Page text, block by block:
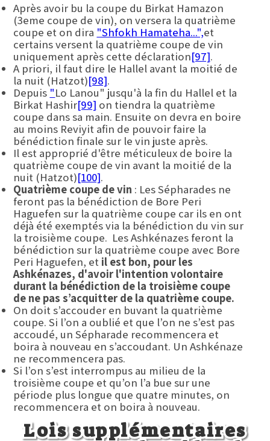
Après avoir bu la coupe du Birkat Hamazon
(3eme coupe de vin), on versera la quatrième
coupe et on dira "Shfokh Hamateha...",et
certains versent la quatrième coupe de vin
uniquement après cette déclaration[97].
A priori, il faut dire le Hallel avant la moitié de
la nuit (Hatzot)[98].
Depuis "Lo Lanou" jusqu'à la fin du Hallel et la
Birkat Hashir[99] on tiendra la quatrième
coupe dans sa main. Ensuite on devra en boire
au moins Reviyit afin de pouvoir faire la
bénédiction finale sur le vin juste après.
Il est approprié d'être méticuleux de boire la
quatrième coupe de vin avant la moitié de la
nuit (Hatzot)[100].
Quatrième coupe de vin : Les Sépharades ne
feront pas la bénédiction de Bore Peri
Haguefen sur la quatrième coupe car ils en ont
déjà été exemptés via la bénédiction du vin sur
la troisième coupe. Les Ashkénazes feront la
bénédiction sur la quatrième coupe avec Bore
Peri Haguefen, et il est bon, pour les
Ashkénazes, d'avoir l'intention volontaire
durant la bénédiction de la troisième coupe
de ne pas s’acquitter de la quatrième coupe.
On doit s’accouder en buvant la quatrième
coupe. Si l’on a oublié et que l’on ne s’est pas
accoudé, un Sépharade recommencera et
boira à nouveau en s’accoudant. Un Ashkénaze
ne recommencera pas.
Si l’on s’est interrompus au milieu de la
troisième coupe et qu’on l’a bue sur une
période plus longue que quatre minutes, on
recommencera et on boira à nouveau.
Lois supplémentaires